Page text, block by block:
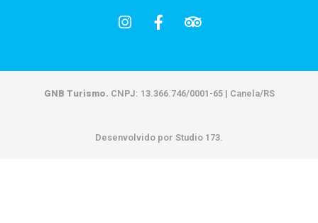
GNB Turismo. CNPJ: 13.366.746/0001-65 | Canela/RS
Desenvolvido por Studio 173.